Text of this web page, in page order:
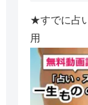
★すでに占
用